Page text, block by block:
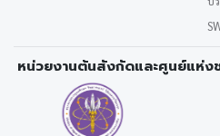
หน่วยงานต้นสังกัดและศูนย์แห่ง